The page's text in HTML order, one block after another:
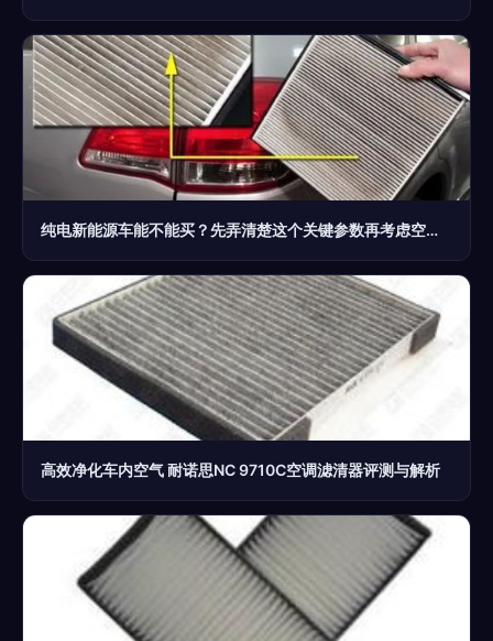
纯电新能源车能不能买？先弄清楚这个关键参数再考虑空调滤清器
高效净化车内空气 耐诺思NC 9710C空调滤清器评测与解析